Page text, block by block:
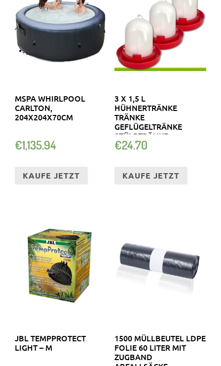
MSPA WHIRLPOOL
CARLTON,
204X204X70CM
€1,135.94
KAUFE JETZT
3 X 1,5 L
HÜHNERTRÄNKE
TRÄNKE
GEFLÜGELTRÄNKE
STÜLPTRÄNKE
KUNSTSTOFFTRÄNKE
€24.70
KAUFE JETZT
JBL TEMPPROTECT
LIGHT – M
1500 MÜLLBEUTEL LDPE
FOLIE 60 LITER MIT
ZUGBAND